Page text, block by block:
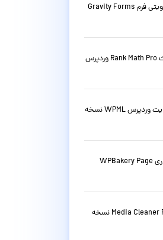
افزونه فرم ساز حرفه ای وردپرس گرویتی فرم Gravity Forms
دانلود افزونه سئو حرفه ای رنک مث Rank Math Pro وردپرس
افزونه قدرتمند چند زبانه کردن سایت وردپرس WPML نسخه
افزونه صفحه ساز و ویرایشگر دیداری WPBakery Page
افزونه پاکسازی رسانه وردپرس Media Cleaner Pro نسخه